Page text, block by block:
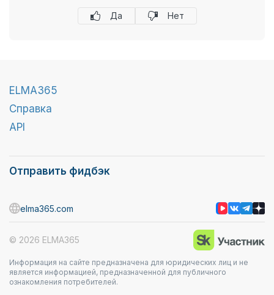
Да Нет
ELMA365
Справка
API
Отправить фидбэк
Информация на сайте предназначена для юридических лиц и не
является информацией, предназначенной для публичного
ознакомления потребителей.
© 2026 ELMA365
elma365.com